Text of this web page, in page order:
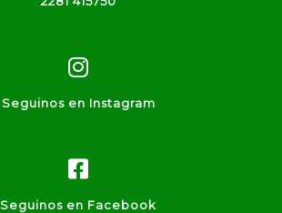
Seguinos en Instagram
Seguinos en Facebook